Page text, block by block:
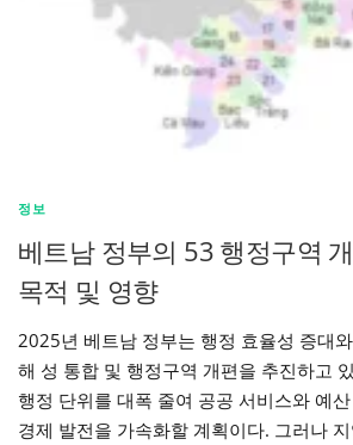
정보
베트남 정부의 53 행정구역
목적 및 영향
2025년 베트남 정부는 행정 효율성 증대
해 성 통합 및 행정구역 개편을 추진하고
행정 단위를 대폭 줄여 공공 서비스와 예
경제 발전을 가속화할 계획이다. 그러나